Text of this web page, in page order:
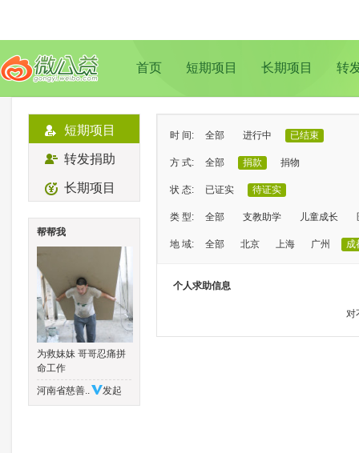
首页 短期项目 长期项目 转
短期项目
转发捐助
长期项目
帮帮我
为救妹妹 哥哥忍痛拼
命工作
河南省慈善..
发起
时 间: 全部 进行中 已结束
方 式: 全部 捐款 捐物
状 态: 已证实 待证实
类 型: 全部 支教助学 儿童成长
地 域: 全部 北京 上海 广州 成
个人求助信息
对